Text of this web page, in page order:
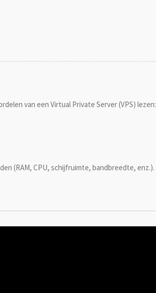
van een Virtual Private Server (VPS) lezen:
(RAM, CPU, schijfruimte, bandbreedte, enz.).